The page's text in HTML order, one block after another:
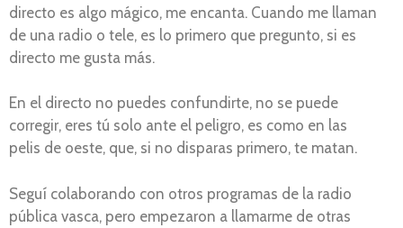
directo es algo mágico, me encanta. Cuando me llaman
de una radio o tele, es lo primero que pregunto, si es
directo me gusta más.
En el directo no puedes confundirte, no se puede
corregir, eres tú solo ante el peligro, es como en las
pelis de oeste, que, si no disparas primero, te matan.
Seguí colaborando con otros programas de la radio
pública vasca, pero empezaron a llamarme de otras